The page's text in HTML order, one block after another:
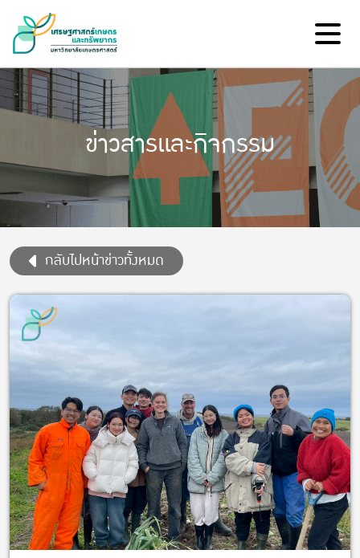
ข่าวสารและกิจกรรม
กลับไปหน้าข่าวทั้งหมด